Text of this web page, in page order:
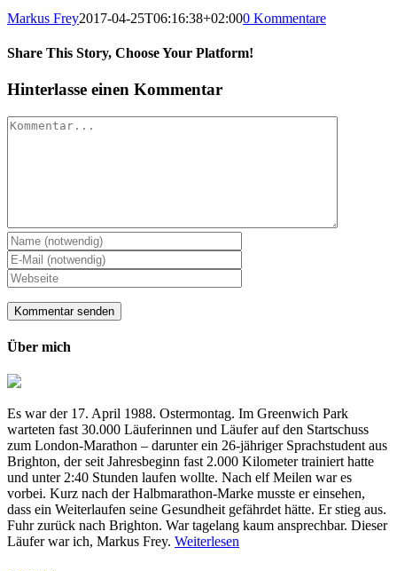
Markus Frey2017-04-25T06:16:38+02:000 Kommentare
Share This Story, Choose Your Platform!
Hinterlasse einen Kommentar
Kommentar
Über mich
Es war der 17. April 1988. Ostermontag. Im Greenwich Park
warteten fast 30.000 Läuferinnen und Läufer auf den Startschuss
zum London-Marathon – darunter ein 26-jähriger Sprachstudent aus
Brighton, der seit Jahresbeginn fast 2.000 Kilometer trainiert hatte
und unter 2:40 Stunden laufen wollte. Nach elf Meilen war es
vorbei. Kurz nach der Halbmarathon-Marke musste er einsehen,
dass ein Weiterlaufen seine Gesundheit gefährdet hätte. Er stieg aus.
Fuhr zurück nach Brighton. War tagelang kaum ansprechbar. Dieser
Läufer war ich, Markus Frey. Weiterlesen